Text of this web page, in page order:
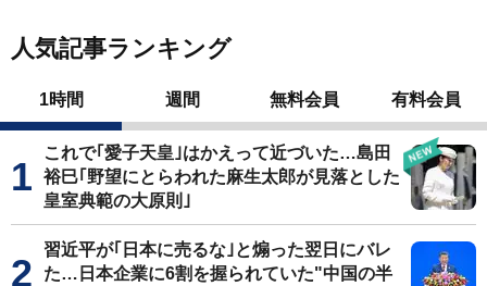
人気記事ランキング
1時間 週間 無料会員 有料会員
これで｢愛子天皇｣はかえって近づいた…島田
裕巳｢野望にとらわれた麻生太郎が見落とした
皇室典範の大原則｣
習近平が｢日本に売るな｣と煽った翌日にバレ
た…日本企業に6割を握られていた"中国の半